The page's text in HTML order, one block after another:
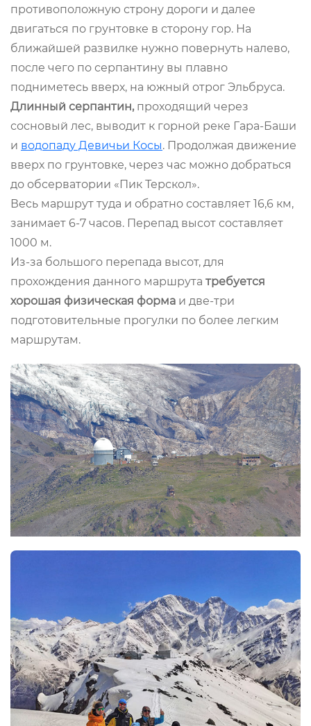
противоположную строну дороги и далее
двигаться по грунтовке в сторону гор. На
ближайшей развилке нужно повернуть налево,
после чего по серпантину вы плавно
подниметесь вверх, на южный отрог Эльбруса.
Длинный серпантин, проходящий через
сосновый лес, выводит к горной реке Гара-Баши
и водопаду Девичьи Косы. Продолжая движение
вверх по грунтовке, через час можно добраться
до обсерватории «Пик Терскол».
Весь маршрут туда и обратно составляет 16,6 км,
занимает 6-7 часов. Перепад высот составляет
1000 м.
Из-за большого перепада высот, для
прохождения данного маршрута требуется
хорошая физическая форма и две-три
подготовительные прогулки по более легким
маршрутам.